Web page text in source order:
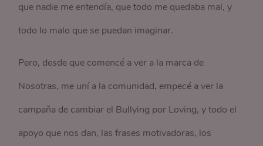
que nadie me entendía, que todo me quedaba mal, y
todo lo malo que se puedan imaginar.
Pero, desde que comencé a ver a la marca de
Nosotras, me uní a la comunidad, empecé a ver la
campaña de cambiar el Bullying por Loving, y todo el
apoyo que nos dan, las frases motivadoras, los